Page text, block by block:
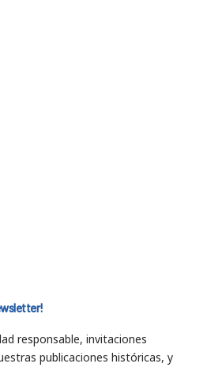
responsable, invitaciones
publicaciones históricas, y